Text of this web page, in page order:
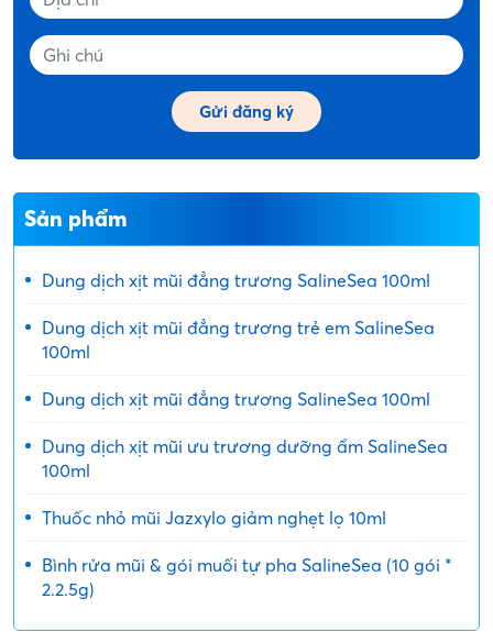
Sản phẩm
Dung dịch xịt mũi đẳng trương SalineSea 100ml
Dung dịch xịt mũi đẳng trương trẻ em SalineSea
100ml
Dung dịch xịt mũi đẳng trương SalineSea 100ml
Dung dịch xịt mũi ưu trương dưỡng ẩm SalineSea
100ml
Thuốc nhỏ mũi Jazxylo giảm nghẹt lọ 10ml
Bình rửa mũi & gói muối tự pha SalineSea (10 gói *
2.2.5g)